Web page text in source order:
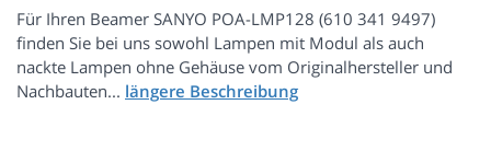
Für Ihren Beamer SANYO POA-LMP128 (610 341 9497)
finden Sie bei uns sowohl Lampen mit Modul als auch
nackte Lampen ohne Gehäuse vom Originalhersteller und
Nachbauten...